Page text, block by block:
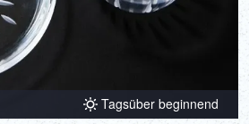
Tagsüber beginnend